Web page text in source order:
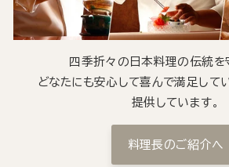
四季折々の日本料理の伝統を
どなたにも安心して喜んで満足して
提供しています。
料理長のご紹介へ